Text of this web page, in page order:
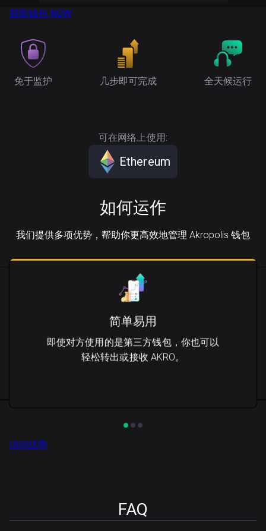
获取钱包 NOW
免于监护 几步即可完成 全天候运行
可在网络上使用:
Ethereum
如何运作
我们提供多项优势，帮助你更高效地管理 Akropolis 钱包
简单易用
即使对方使用的是第三方钱包，你也可以
轻松转出或接收 AKRO。
访问优势
FAQ